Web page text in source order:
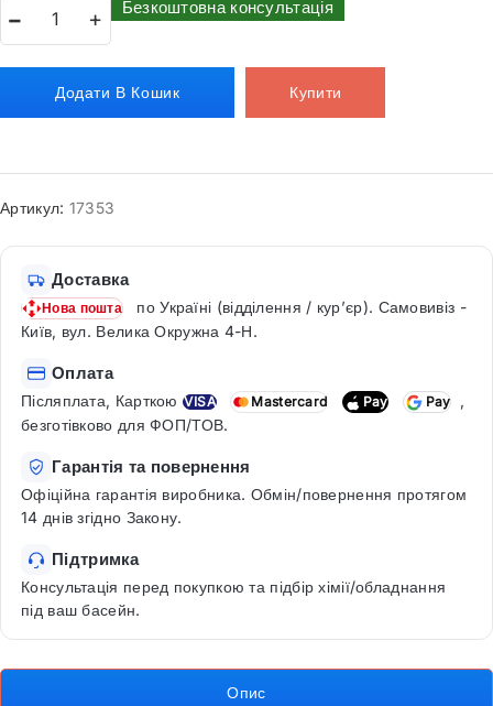
Додати В Кошик Купити
Безкоштовна консультація
Артикул: 17353
Доставка
Нова пошта
по Україні (відділення / кур’єр). Самовивіз -
Київ, вул. Велика Окружна 4-Н.
Оплата
Післяплата, Карткою VISA Mastercard Pay Pay
,
безготівково для ФОП/ТОВ.
Гарантія та повернення
Офіційна гарантія виробника. Обмін/повернення протягом
14 днів згідно Закону.
Підтримка
Консультація перед покупкою та підбір хімії/обладнання
під ваш басейн.
Опис